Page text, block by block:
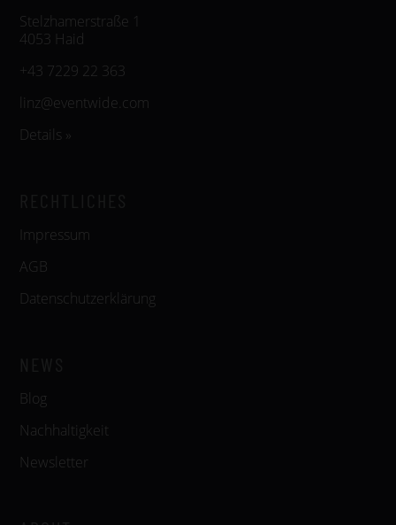
Stelzhamerstraße 1
4053 Haid
+43 7229 22 363
linz@eventwide.com
Details »
Impressum
AGB
Datenschutzerklärung
Blog
Nachhaltigkeit
Newsletter